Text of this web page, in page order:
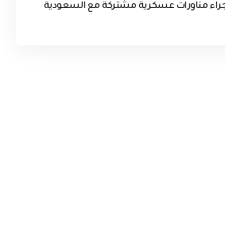
مناورات عسكرية مشتركة مع السعودية